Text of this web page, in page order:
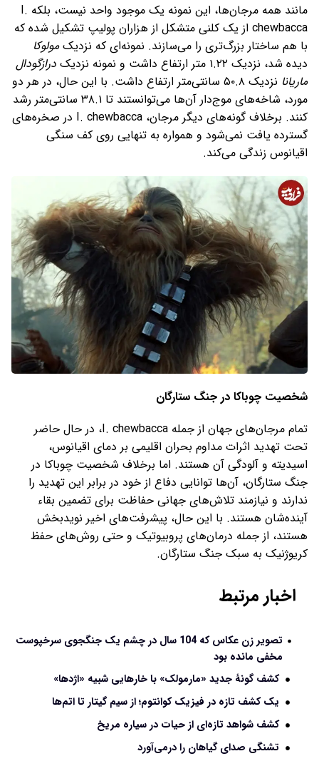
مانند همه مرجان‌ها، این نمونه یک موجود واحد نیست، بلکه I.
chewbacca از یک کلنی متشکل از هزاران پولیپ تشکیل شده که
با هم ساختار بزرگ‌تری را می‌سازند. نمونه‌ای که نزدیکمولوکا
دیده شد، نزدیک ۱.۲۲ متر ارتفاع داشت و نمونه نزدیک
درازگودال
ماریانا
نزدیک ۵۰.۸ سانتی‌متر ارتفاع داشت. با این حال، در هر دو
مورد، شاخه‌های موج‌دار آن‌ها می‌توانستند تا ۳۸.۱ سانتی‌متر رشد
کنند. برخلاف گونه‌های دیگر مرجان، I. chewbacca در صخره‌های
گسترده یافت نمی‌شود و همواره به تنهایی روی کف سنگی
اقیانوس زندگی می‌کند.
شخصیت چوباکا در جنگ ستارگان
تمام مرجان‌های جهان از جمله I. chewbacca، در حال حاضر
تحت تهدید اثرات مداوم بحران اقلیمی بر دمای اقیانوس،
اسیدیته و آلودگی آن هستند. اما برخلاف شخصیت چوباکا در
جنگ ستارگان، آن‌ها توانایی دفاع از خود در برابر این تهدید را
ندارند و نیازمند تلاش‌های جهانی حفاظت برای تضمین بقاء
آینده‌شان هستند. با این حال، پیشرفت‌های اخیر نویدبخش
هستند، از جمله درمان‌های پروبیوتیک و حتی روش‌های حفظ
کریوژنیک به سبک جنگ ستارگان.
اخبار مرتبط
تصویر زن عکاس که 104 سال در چشم یک جنگجوی سرخپوست
مخفی مانده بود
کشف گونۀ جدید «مارمولک» با خارهایی شبیه «اژدها»
یک کشف تازه در فیزیک کوانتوم؛ از سیم گیتار تا اتم‌ها
کشف شواهد تازه‌ای از حیات در سیاره مریخ
تشنگی صدای گیاهان را در‌می‌آورد